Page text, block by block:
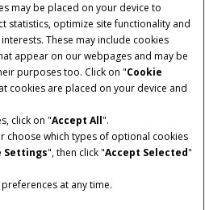
Prent
Cookie Settings
All Rights Reserved. Case IH is a
LLC.
may be placed on your device to
statistics, optimize site functionality and
These may include cookies
appear on our webpages and may be
purposes too. Click on "Cookie
cookies are placed on your device and
click on "Accept All".
choose which types of optional cookies
Settings", then click "Accept Selected"
at any time.